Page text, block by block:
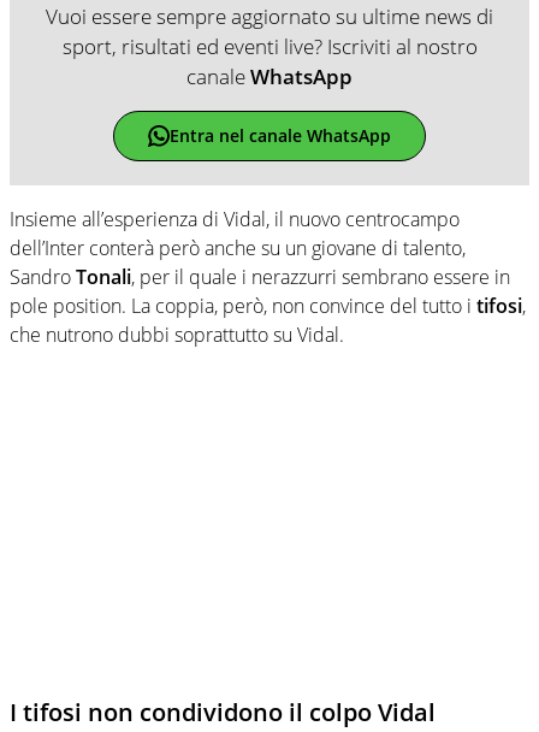
Vuoi essere sempre aggiornato su ultime news di
sport, risultati ed eventi live? Iscriviti al nostro
canaleWhatsApp
Entra nel canale WhatsApp
Insieme all’esperienza di Vidal, il nuovo centrocampo
dell’Inter conterà però anche su un giovane di talento,
SandroTonali, per il quale i nerazzurri sembrano essere in
pole position. La coppia, però, non convince del tutto i tifosi,
che nutrono dubbi soprattutto su Vidal.
I tifosi non condividono il colpo Vidal